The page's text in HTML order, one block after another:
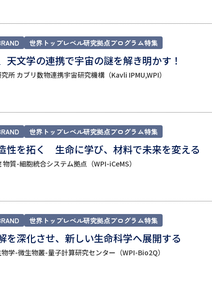
進路の３択
新学年スタ
新学年スタート号特集ペー
オープンキャンパス
来場型・Web型イベント特
受験
併願校選び
テレメール全国一斉進学調査
世界トップレベル研究拠点プログラム特集
天文学の連携で宇宙の謎を解き明かす！
所 カブリ数物連携宇宙研究機構（Kavli IPMU,WPI）
世界トップレベル研究拠点プログラム特集
性を拓く 生命に学び、材料で未来を変える
質-細胞統合システム拠点（WPI-iCeMS）
世界トップレベル研究拠点プログラム特集
を深化させ、新しい生命科学へ展開する
学-微生物叢-量子計算研究センター（WPI-Bio2Q）